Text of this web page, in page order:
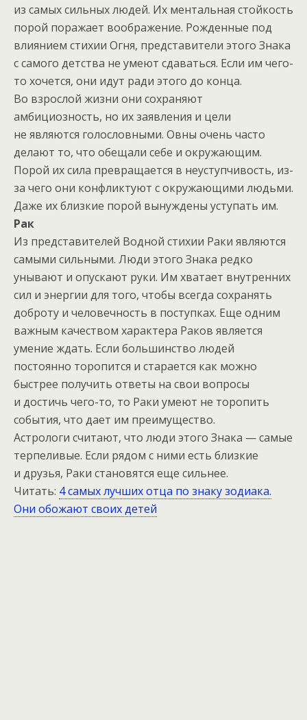
из самых сильных людей. Их ментальная стойкость
порой поражает воображение. Рожденные под
влиянием стихии Огня, представители этого Знака
с самого детства не умеют сдаваться. Если им чего-
то хочется, они идут ради этого до конца.
Во взрослой жизни они сохраняют
амбициозность, но их заявления и цели
не являются голословными. Овны очень часто
делают то, что обещали себе и окружающим.
Порой их сила превращается в неуступчивость, из-
за чего они конфликтуют с окружающими людьми.
Даже их близкие порой вынуждены уступать им.
Рак
Из представителей Водной стихии Раки являются
самыми сильными. Люди этого Знака редко
унывают и опускают руки. Им хватает внутренних
сил и энергии для того, чтобы всегда сохранять
доброту и человечность в поступках. Еще одним
важным качеством характера Раков является
умение ждать. Если большинство людей
постоянно торопится и старается как можно
быстрее получить ответы на свои вопросы
и достичь чего-то, то Раки умеют не торопить
события, что дает им преимущество.
Астрологи считают, что люди этого Знака — самые
терпеливые. Если рядом с ними есть близкие
и друзья, Раки становятся еще сильнее.
Читать: 4 самых лучших отца по знаку зодиака.
Они обожают своих детей